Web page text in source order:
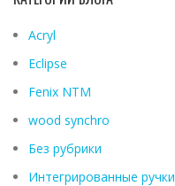
Acryl
Eclipse
Fenix ​​NTM
wood synchro
Без рубрики
Интегрированные ручки